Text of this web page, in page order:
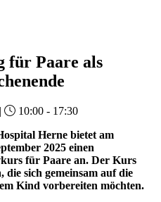
für Paare als
10:00 - 17:30
Herne bietet am
2025 einen
für Paare an. Der Kurs
sich gemeinsam auf die
Kind vorbereiten möchten.